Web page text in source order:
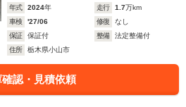
年式 2024年 走行 1.7万km
車検
'27/06 修復
なし
保証
保証付 整備
法定整備付
住所
栃木県小山市
認・見積依頼